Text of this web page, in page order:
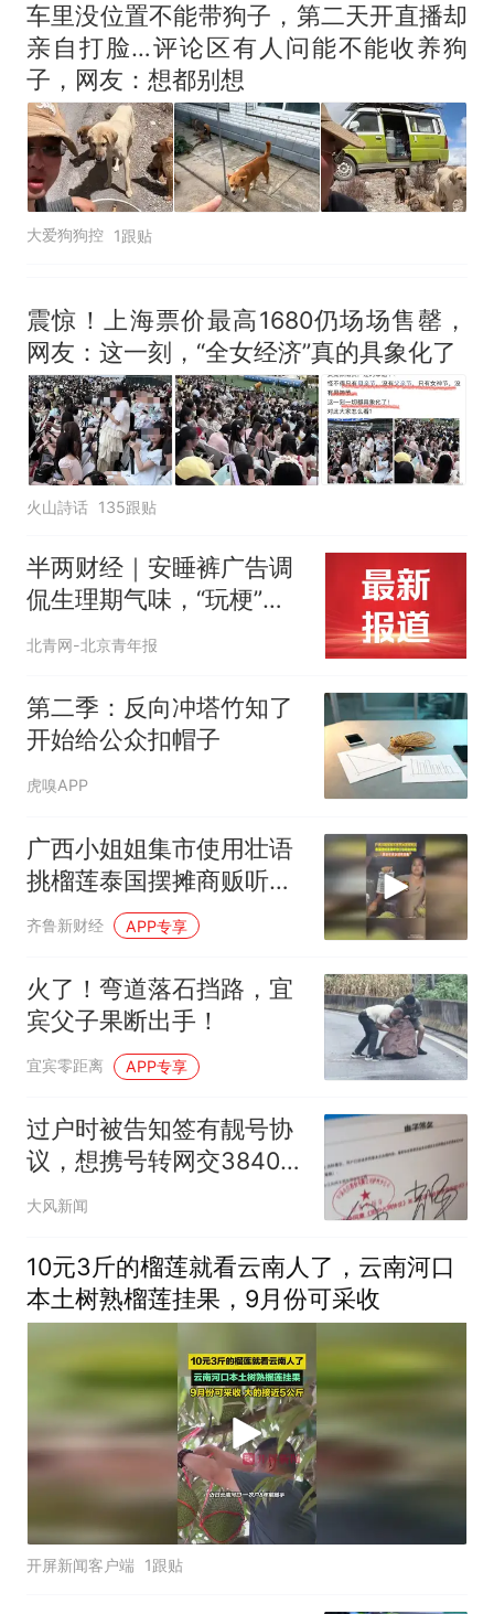
车里没位置不能带狗子，第二天开直播却
亲自打脸…评论区有人问能不能收养狗
子，网友：想都别想
大爱狗狗控 1跟贴
震惊！上海票价最高1680仍场场售罄，
网友：这一刻，“全女经济”真的具象化了
火山詩话 135跟贴
半两财经｜安睡裤广告调
侃生理期气味，“玩梗”引
争议
北青网-北京青年报
第二季：反向冲塔竹知了
开始给公众扣帽子
虎嗅APP
广西小姐姐集市使用壮语
挑榴莲泰国摆摊商贩听懂
口音轻松沟通“跟我们家乡
话有点像”
齐鲁新财经 APP专享
火了！弯道落石挡路，宜
宾父子果断出手！
宜宾零距离 APP专享
过户时被告知签有靓号协
议，想携号转网交3840元
违约金，“电信拿不出靓号
笔迹不一样”
大风新闻
10元3斤的榴莲就看云南人了，云南河口
本土树熟榴莲挂果，9月份可采收
开屏新闻客户端 1跟贴